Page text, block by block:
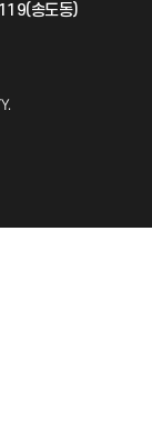
송도동)